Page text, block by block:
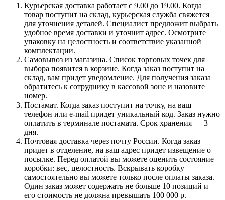
Курьерская доставка работает с 9.00 до 19.00. Когда
товар поступит на склад, курьерская служба свяжется
для уточнения деталей. Специалист предложит выбрать
удобное время доставки и уточнит адрес. Осмотрите
упаковку на целостность и соответствие указанной
комплектации.
Самовывоз из магазина. Список торговых точек для
выбора появится в корзине. Когда заказ поступит на
склад, вам придет уведомление. Для получения заказа
обратитесь к сотруднику в кассовой зоне и назовите
номер.
Постамат. Когда заказ поступит на точку, на ваш
телефон или e-mail придет уникальный код. Заказ нужно
оплатить в терминале постамата. Срок хранения — 3
дня.
Почтовая доставка через почту России. Когда заказ
придет в отделение, на ваш адрес придет извещение о
посылке. Перед оплатой вы можете оценить состояние
коробки: вес, целостность. Вскрывать коробку
самостоятельно вы можете только после оплаты заказа.
Один заказ может содержать не больше 10 позиций и
его стоимость не должна превышать 100 000 р.